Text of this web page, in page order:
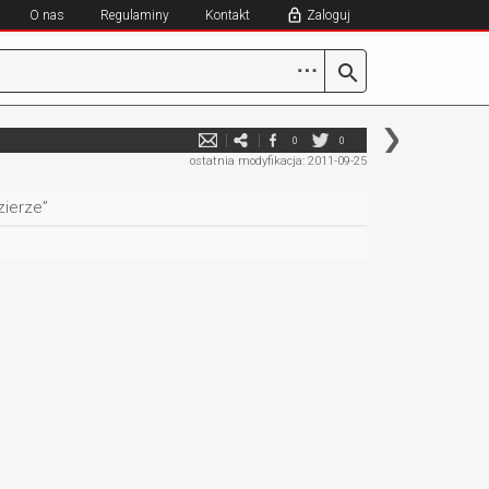
O nas Regulaminy Kontakt Zaloguj
⋯
0 0
ostatnia modyfikacja: 2011-09-25